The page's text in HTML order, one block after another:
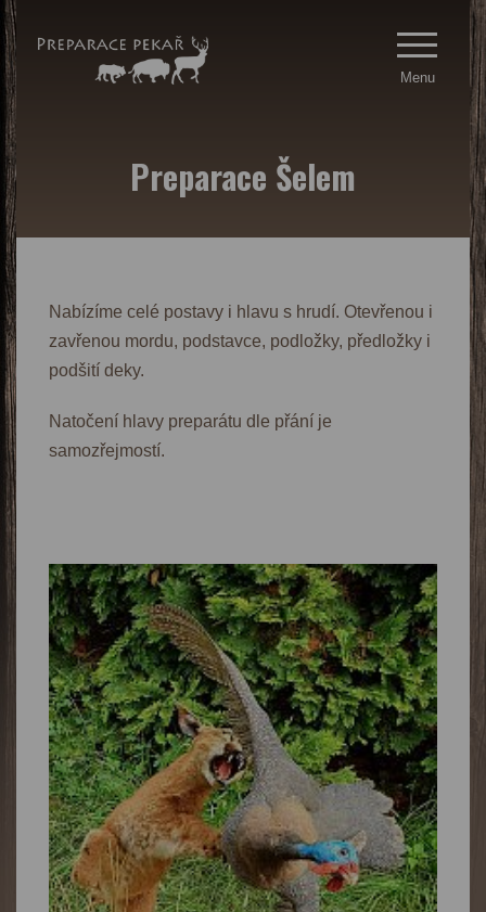
Menu
Preparace Šelem
Nabízíme celé postavy i hlavu s hrudí. Otevřenou i
zavřenou mordu, podstavce, podložky, předložky i
podšití deky.
Natočení hlavy preparátu dle přání je
samozřejmostí.